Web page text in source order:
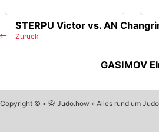
Zurück
STERPU Victor vs. AN
GASIMOV
Copyright © • 🥋 Judo.how » Alles rund um